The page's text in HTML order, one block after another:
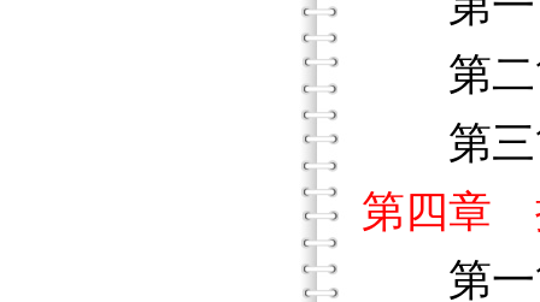
第二
第三
第四章
第一